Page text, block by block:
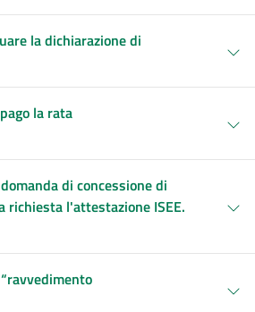
la dichiarazione di
la rata
di concessione di
l'attestazione ISEE.